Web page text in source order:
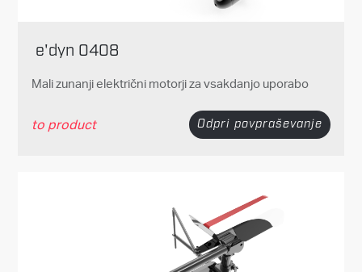
e'dyn 0408
Mali zunanji električni motorji za vsakdanjo uporabo
to product Odpri povpraševanje